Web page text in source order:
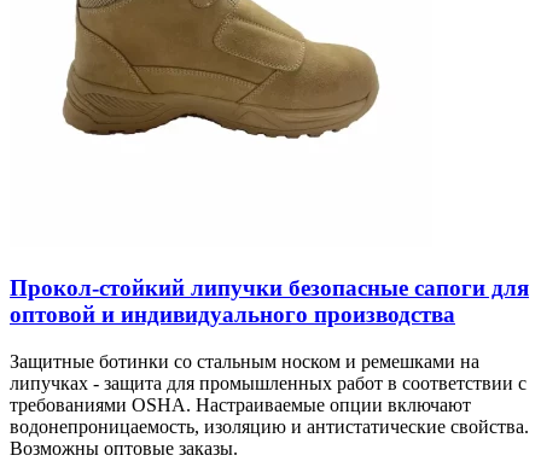
Прокол-стойкий липучки безопасные сапоги для
оптовой и индивидуального производства
Защитные ботинки со стальным носком и ремешками на
липучках - защита для промышленных работ в соответствии с
требованиями OSHA. Настраиваемые опции включают
водонепроницаемость, изоляцию и антистатические свойства.
Возможны оптовые заказы.